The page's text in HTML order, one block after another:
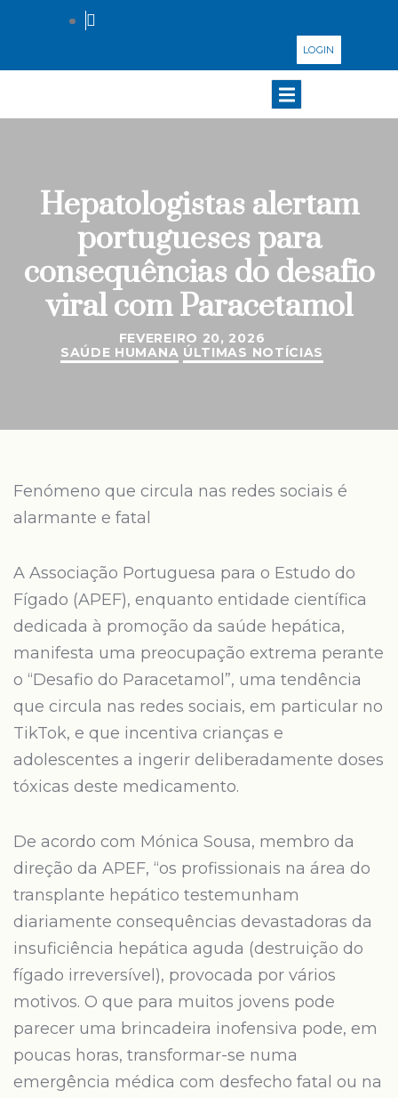
LOGIN
Hepatologistas alertam
portugueses para
consequências do desafio
viral com Paracetamol
FEVEREIRO 20, 2026
SAÚDE HUMANA ÚLTIMAS NOTÍCIAS
Fenómeno que circula nas redes sociais é
alarmante e fatal
A Associação Portuguesa para o Estudo do
Fígado (APEF), enquanto entidade científica
dedicada à promoção da saúde hepática,
manifesta uma preocupação extrema perante
o “Desafio do Paracetamol”, uma tendência
que circula nas redes sociais, em particular no
TikTok, e que incentiva crianças e
adolescentes a ingerir deliberadamente doses
tóxicas deste medicamento.
De acordo com Mónica Sousa, membro da
direção da APEF, “os profissionais na área do
transplante hepático testemunham
diariamente consequências devastadoras da
insuficiência hepática aguda (destruição do
fígado irreversível), provocada por vários
motivos. O que para muitos jovens pode
parecer uma brincadeira inofensiva pode, em
poucas horas, transformar-se numa
emergência médica com desfecho fatal ou na